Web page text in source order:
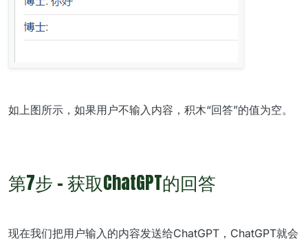
如上图所示，如果用户不输入内容，积木“回答”的值为空。
第7步 - 获取ChatGPT的回答
现在我们把用户输入的内容发送给ChatGPT，ChatGPT就会